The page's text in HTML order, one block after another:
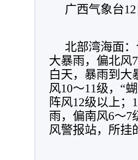
广西气象台
北部湾海面
大暴雨，偏北风
白天，暴雨到大
风10～11级，“
阵风12级以上；
雨，偏南风6～7
风警报站，所挂